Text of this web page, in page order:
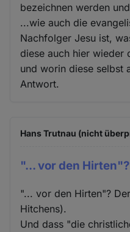
bezeichnen werden
...wie auch die
Nachfolger Jesu ist,
diese auch hier wieder
und worin diese selbst
Antwort.
Hans Trutnau (nicht
"... vor den
"... vor den Hirten"?
Hitchens).
Und dass "die